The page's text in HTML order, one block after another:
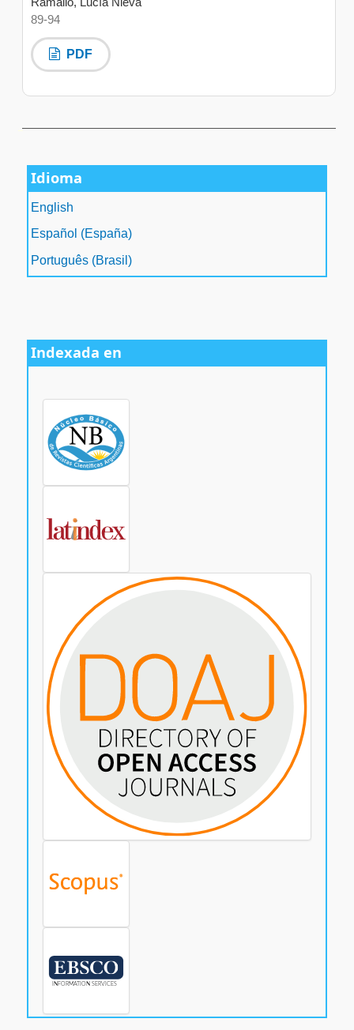
89-94
PDF
Idioma
English
Español (España)
Português (Brasil)
Indexada en